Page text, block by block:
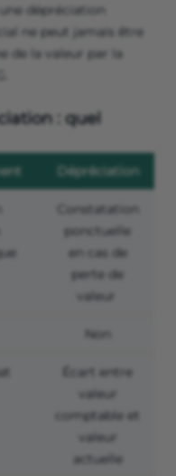
dépréciation
ne peut jamais être
de la valeur par la
: quel
Dépréciation
Constatation
ponctuelle
en cas de
perte de
valeur
Non
Écart entre
valeur
comptable et
valeur
actuelle